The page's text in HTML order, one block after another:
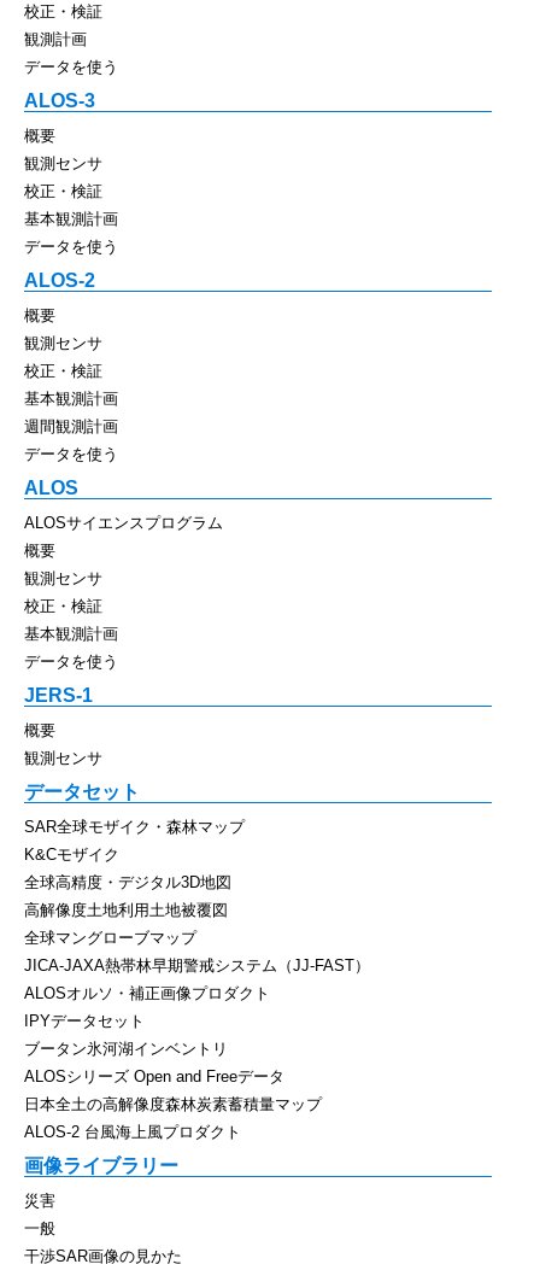
校正・検証
観測計画
データを使う
ALOS-3
概要
観測センサ
校正・検証
基本観測計画
データを使う
ALOS-2
概要
観測センサ
校正・検証
基本観測計画
週間観測計画
データを使う
ALOS
ALOSサイエンスプログラム
概要
観測センサ
校正・検証
基本観測計画
データを使う
JERS-1
概要
観測センサ
データセット
SAR全球モザイク・森林マップ
K&Cモザイク
全球高精度・デジタル3D地図
高解像度土地利用土地被覆図
全球マングローブマップ
JICA-JAXA熱帯林早期警戒システム（JJ-FAST）
ALOSオルソ・補正画像プロダクト
IPYデータセット
ブータン氷河湖インベントリ
ALOSシリーズ Open and Freeデータ
日本全土の高解像度森林炭素蓄積量マップ
ALOS-2 台風海上風プロダクト
画像ライブラリー
災害
一般
干渉SAR画像の見かた